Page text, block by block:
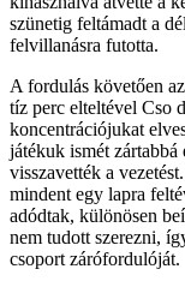
szünetig feltámadt a
felvillanásra futotta.
A fordulás követően
tíz perc elteltével Cso
koncentrációjukat
játékuk ismét zártabbá
visszavették a
mindent egy lapra
adódtak, különösen
nem tudott szerezni,
csoport zárófordulóját.